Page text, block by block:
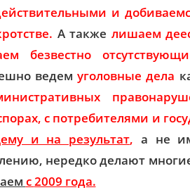
и
. А также лишаем
безвестно
ведемуголовные дела
с потребителями и
и на результат, а не
нередко делают
с2009 года.